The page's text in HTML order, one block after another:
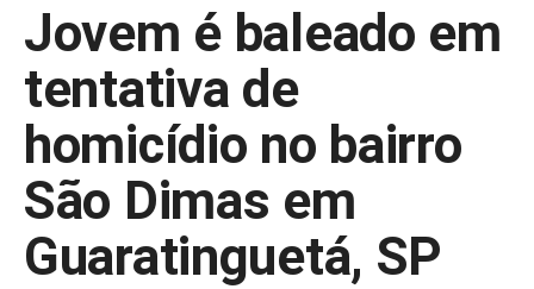
Jovem é baleado em
tentativa de
homicídio no bairro
São Dimas em
Guaratinguetá, SP